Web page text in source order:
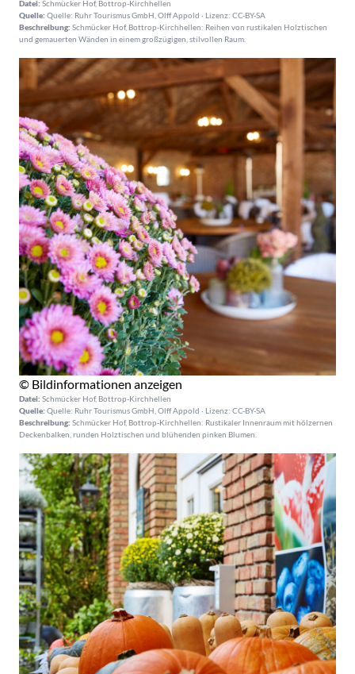
Datei: Schmücker Hof, Bottrop-Kirchhellen
Quelle: Quelle: Ruhr Tourismus GmbH, Olff Appold · Lizenz: CC-BY-SA
Beschreibung: Schmücker Hof, Bottrop-Kirchhellen: Reihen von rustikalen Holztischen
und gemauerten Wänden in einem großzügigen, stilvollen Raum.
© Bildinformationen anzeigen
Datei: Schmücker Hof, Bottrop-Kirchhellen
Quelle: Quelle: Ruhr Tourismus GmbH, Olff Appold · Lizenz: CC-BY-SA
Beschreibung: Schmücker Hof, Bottrop-Kirchhellen: Rustikaler Innenraum mit hölzernen
Deckenbalken, runden Holztischen und blühenden pinken Blumen.